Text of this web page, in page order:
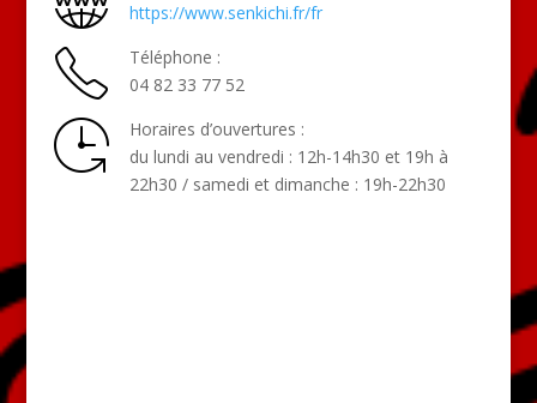
https://www.senkichi.fr/fr
Téléphone :
04 82 33 77 52
Horaires d’ouvertures :
du lundi au vendredi : 12h-14h30 et 19h à
22h30 / samedi et dimanche : 19h-22h30